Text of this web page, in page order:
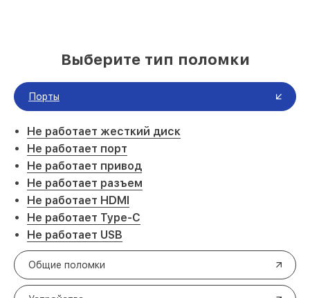
Выберите тип поломки
Порты
Не работает жесткий диск
Не работает порт
Не работает привод
Не работает разъем
Не работает HDMI
Не работает Type-C
Не работает USB
Общие поломки